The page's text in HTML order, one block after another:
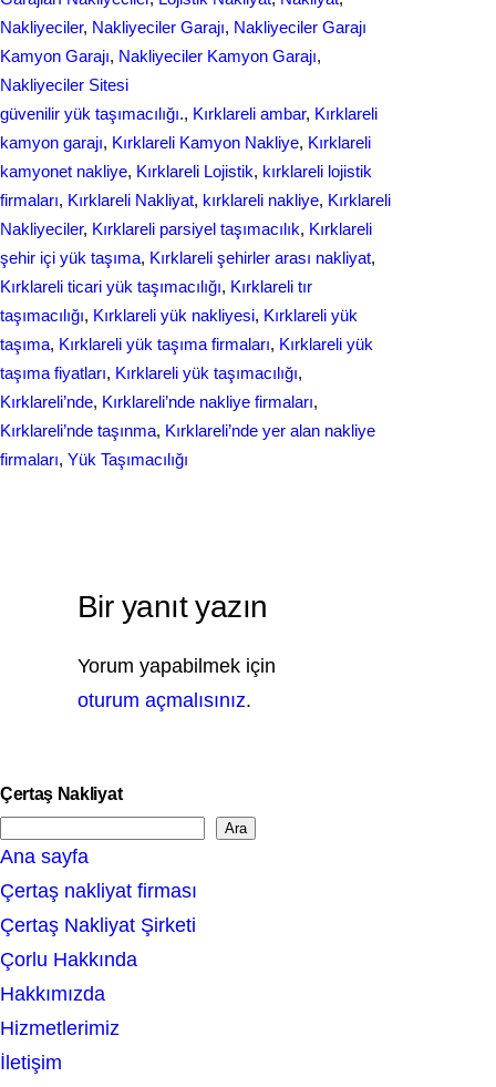
o
o
k
d
I
n
e
Nakliyeciler, Nakliyeciler Garajı, Nakliyeciler Garajı
Kamyon Garajı, Nakliyeciler Kamyon Garajı
Nakliyeciler Sitesi
güvenilir yük taşımacılığı., Kırklareli ambar, Kırklareli
kamyon garajı, Kırklareli Kamyon Nakliye, Kırklareli
kamyonet nakliye, Kırklareli Lojistik, kırklareli lojistik
firmaları, Kırklareli Nakliyat, kırklareli nakliye, Kırklareli
Nakliyeciler, Kırklareli parsiyel taşımacılık, Kırklareli
şehir içi yük taşıma, Kırklareli şehirler arası nakliyat
Kırklareli ticari yük taşımacılığı, Kırklareli tır
taşımacılığı, Kırklareli yük nakliyesi, Kırklareli yük
taşıma, Kırklareli yük taşıma firmaları, Kırklareli yük
taşıma fiyatları, Kırklareli yük taşımacılığı
Kırklareli’nde, Kırklareli’nde nakliye firmaları
Kırklareli’nde taşınma, Kırklareli’nde yer alan nakliye
firmaları, Yük Taşımacılığı
Bir yanıt yazın
Yorum yapabilmek için
oturum açmalısınız.
Çertaş Nakliyat
e
a
r
c
h
Ara
Ana sayfa
Çertaş nakliyat firması
Çertaş Nakliyat Şirketi
Çorlu Hakkında
Hakkımızda
Hizmetlerimiz
İletişim